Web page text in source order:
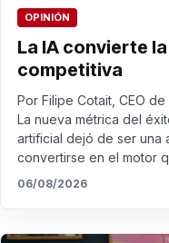
OPINIÓN
La IA convierte
competitiva
Por Filipe Cotait, CEO
La nueva métrica del
artificial dejó de ser una
convertirse en el motor
06/08/2026